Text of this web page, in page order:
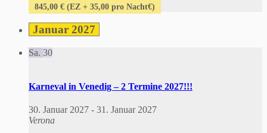
845,00 € (EZ + 35,00 pro Nacht€)
Januar 2027
Sa. 30
Karneval in Venedig – 2 Termine 2027!!!
30. Januar 2027 - 31. Januar 2027
Verona